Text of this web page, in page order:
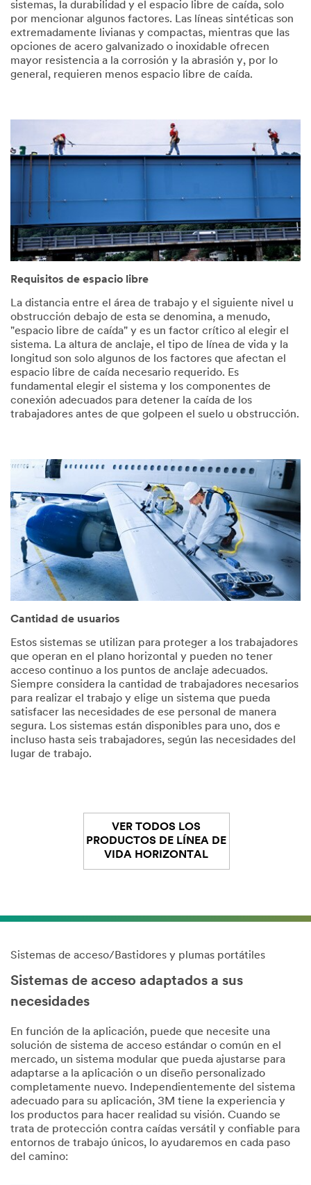
sistemas, la durabilidad y el espacio libre de caída, solo
por mencionar algunos factores. Las líneas sintéticas son
extremadamente livianas y compactas, mientras que las
opciones de acero galvanizado o inoxidable ofrecen
mayor resistencia a la corrosión y la abrasión y, por lo
general, requieren menos espacio libre de caída.
Requisitos de espacio libre
La distancia entre el área de trabajo y el siguiente nivel u
obstrucción debajo de esta se denomina, a menudo,
"espacio libre de caída" y es un factor crítico al elegir el
sistema. La altura de anclaje, el tipo de línea de vida y la
longitud son solo algunos de los factores que afectan el
espacio libre de caída necesario requerido. Es
fundamental elegir el sistema y los componentes de
conexión adecuados para detener la caída de los
trabajadores antes de que golpeen el suelo u obstrucción.
Cantidad de usuarios
Estos sistemas se utilizan para proteger a los trabajadores
que operan en el plano horizontal y pueden no tener
acceso continuo a los puntos de anclaje adecuados.
Siempre considera la cantidad de trabajadores necesarios
para realizar el trabajo y elige un sistema que pueda
satisfacer las necesidades de ese personal de manera
segura. Los sistemas están disponibles para uno, dos e
incluso hasta seis trabajadores, según las necesidades del
lugar de trabajo.
VER TODOS LOS
PRODUCTOS DE LÍNEA DE
VIDA HORIZONTAL
Sistemas de acceso/Bastidores y plumas portátiles
Sistemas de acceso adaptados a sus
necesidades
En función de la aplicación, puede que necesite una
solución de sistema de acceso estándar o común en el
mercado, un sistema modular que pueda ajustarse para
adaptarse a la aplicación o un diseño personalizado
completamente nuevo. Independientemente del sistema
adecuado para su aplicación, 3M tiene la experiencia y
los productos para hacer realidad su visión. Cuando se
trata de protección contra caídas versátil y confiable para
entornos de trabajo únicos, lo ayudaremos en cada paso
del camino: